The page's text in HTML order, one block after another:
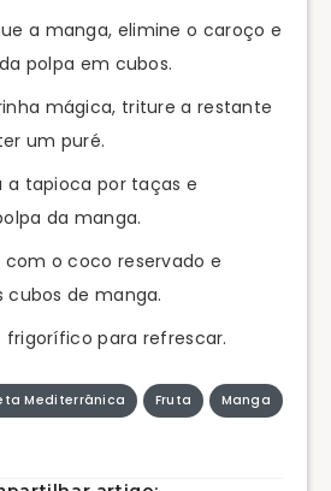
a manga, elimine o caroço e
polpa em cubos.
mágica, triture a restante
um puré.
a tapioca por taças e
da manga.
com o coco reservado e
de manga.
frigorífico para refrescar.
Mediterrânica Fruta Manga